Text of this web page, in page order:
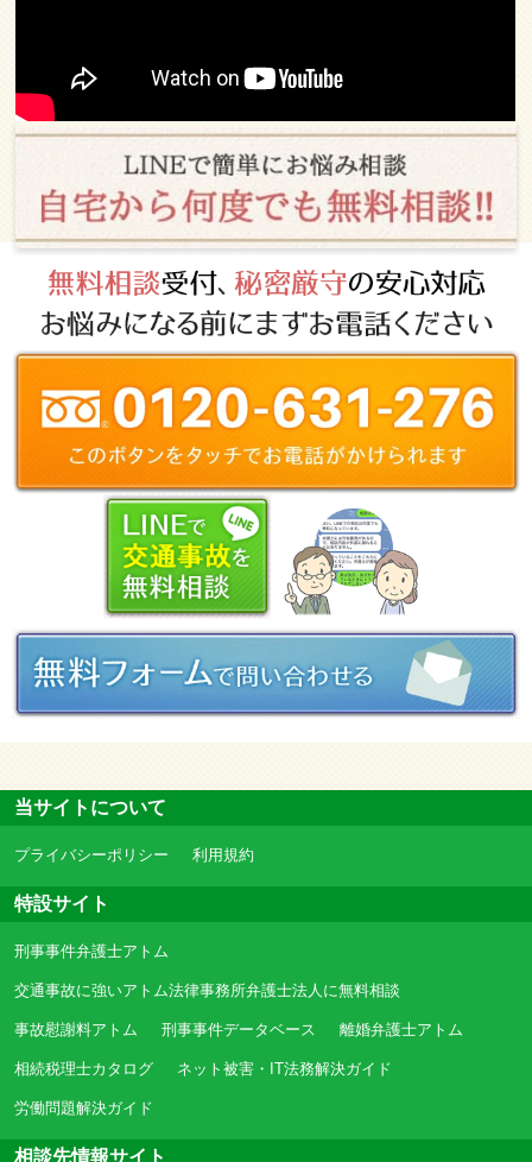
当サイトについて
プライバシーポリシー 利用規約
特設サイト
刑事事件弁護士アトム
交通事故に強いアトム法律事務所弁護士法人に無料相談
事故慰謝料アトム 刑事事件データベース 離婚弁護士アトム
相続税理士カタログ ネット被害・IT法務解決ガイド
労働問題解決ガイド
相談先情報サイト